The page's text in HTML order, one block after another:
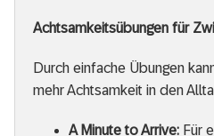
Achtsamkeitsübungen für
Durch einfache Übungen
mehr Achtsamkeit in den
A Minute to Arrive: Für